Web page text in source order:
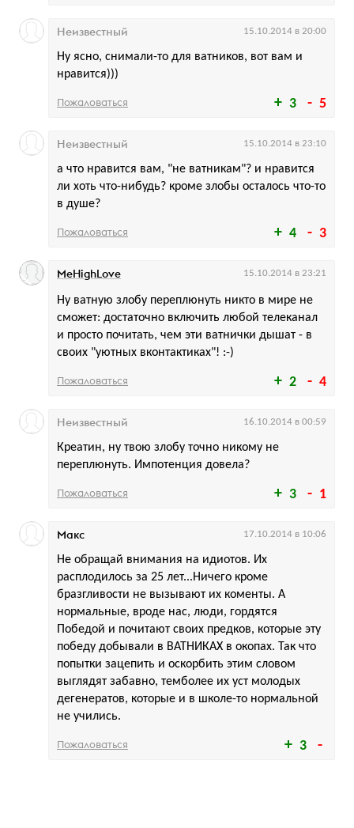
3 5
Ну ясно, снимали-то для ватников, вот вам и
нравится)))
Неизвестный 15.10.2014 в 20:00
Пожаловаться
4 3
а что нравится вам, "не ватникам"? и нравится
ли хоть что-нибудь? кроме злобы осталось что-то
в душе?
Неизвестный 15.10.2014 в 23:10
Пожаловаться
2 4
Ну ватную злобу переплюнуть никто в мире не
сможет: достаточно включить любой телеканал
и просто почитать, чем эти ватнички дышат - в
своих "уютных вконтактиках"! :-)
MeHighLove 15.10.2014 в 23:21
Пожаловаться
3 1
Креатин, ну твою злобу точно никому не
переплюнуть. Импотенция довела?
Неизвестный 16.10.2014 в 00:59
Пожаловаться
3
Не обращай внимания на идиотов. Их
расплодилось за 25 лет...Ничего кроме
бразгливости не вызывают их коменты. А
нормальные, вроде нас, люди, гордятся
Победой и почитают своих предков, которые эту
победу добывали в ВАТНИКАХ в окопах. Так что
попытки зацепить и оскорбить этим словом
выглядят забавно, темболее их уст молодых
дегенератов, которые и в школе-то нормальной
не учились.
Макс 17.10.2014 в 10:06
Пожаловаться